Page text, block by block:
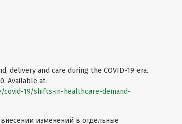
delivery and care during the COVID-19 era.
Available at:
19/shifts-in-healthcare-demand-
изменений в отдельные